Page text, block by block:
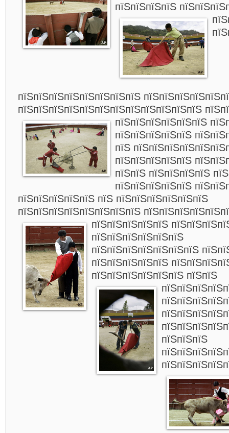
пїЅпїЅпїЅпїЅ
пїЅпїЅпїЅпїЅпїЅпїЅпїЅпїЅ
пїЅпїЅпїЅпїЅпїЅпїЅпїЅпїЅпїЅпїЅпїЅпїЅ
пїЅпїЅпїЅпїЅпїЅпїЅ
пїЅпїЅпїЅпїЅпїЅ
пїЅ
пїЅпїЅпїЅпїЅпїЅ
пїЅпїЅ пїЅпїЅпїЅпїЅ
пїЅпїЅпїЅпїЅпїЅ
пїЅпїЅпїЅпїЅпїЅ пїЅ пїЅпїЅпїЅпїЅпїЅпїЅ
пїЅпїЅпїЅпїЅпїЅпїЅпїЅпїЅ
пїЅпїЅпїЅпїЅпїЅ
пїЅпїЅпїЅпїЅпїЅпїЅ
пїЅпїЅпїЅпїЅпїЅпїЅпїЅ
пїЅпїЅпїЅпїЅпїЅ
пїЅпїЅпїЅпїЅпїЅпїЅ пїЅпїЅ
пїЅпїЅпїЅ